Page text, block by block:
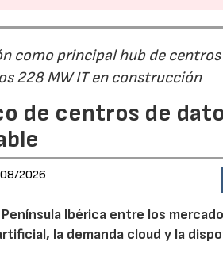
como principal hub de
228 MW IT en construcción
de centros de
2026
Ibérica entre los
la demanda cloud y la